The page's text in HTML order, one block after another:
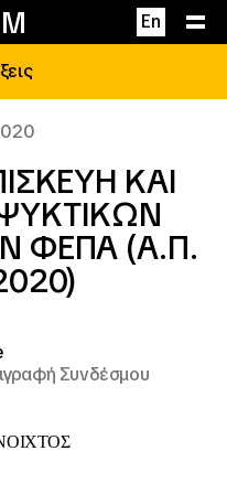
En
ΚΑΙ
ΦΕΠΑ (Α.Π.
Συνδέσμου